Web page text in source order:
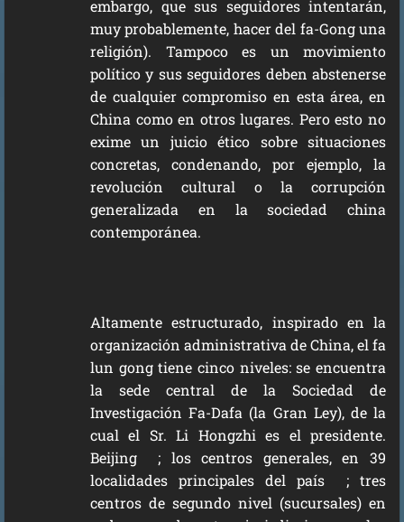
embargo, que sus seguidores intentarán,
muy probablemente, hacer del fa-Gong una
religión). Tampoco es un movimiento
político y sus seguidores deben abstenerse
de cualquier compromiso en esta área, en
China como en otros lugares. Pero esto no
exime un juicio ético sobre situaciones
concretas, condenando, por ejemplo, la
revolución cultural o la corrupción
generalizada en la sociedad china
contemporánea.
Altamente estructurado, inspirado en la
organización administrativa de China, el fa
lun gong tiene cinco niveles: se encuentra
la sede central de la Sociedad de
Investigación Fa-Dafa (la Gran Ley), de la
cual el Sr. Li Hongzhi es el presidente.
Beijing ; los centros generales, en 39
localidades principales del país ; tres
centros de segundo nivel (sucursales) en